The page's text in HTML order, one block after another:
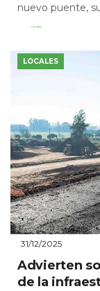
nuevo puente,
Leer Más
LOCALES
31/12/2025
Advierten
de la